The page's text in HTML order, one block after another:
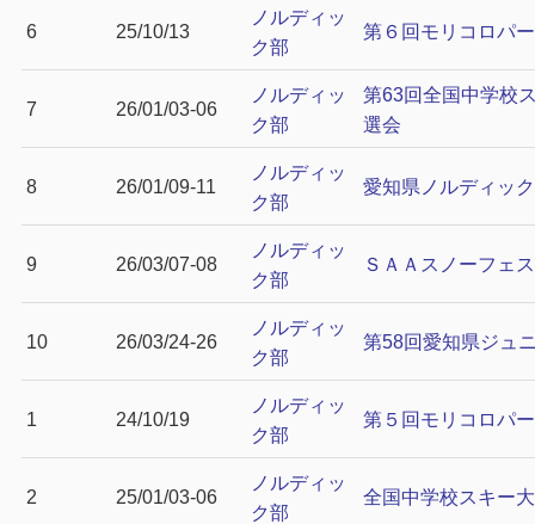
6 25/10/13
ノルディッ
ク部
第６回モリコロパ
7 26/01/03-06
ノルディッ
ク部
第63回全国中学校
選会
8 26/01/09-11
ノルディッ
ク部
愛知県ノルディッ
9 26/03/07-08
ノルディッ
ク部
ＳＡＡスノーフェ
10 26/03/24-26
ノルディッ
ク部
第58回愛知県ジュ
1 24/10/19
ノルディッ
ク部
第５回モリコロパ
2 25/01/03-06
ノルディッ
ク部
全国中学校スキー